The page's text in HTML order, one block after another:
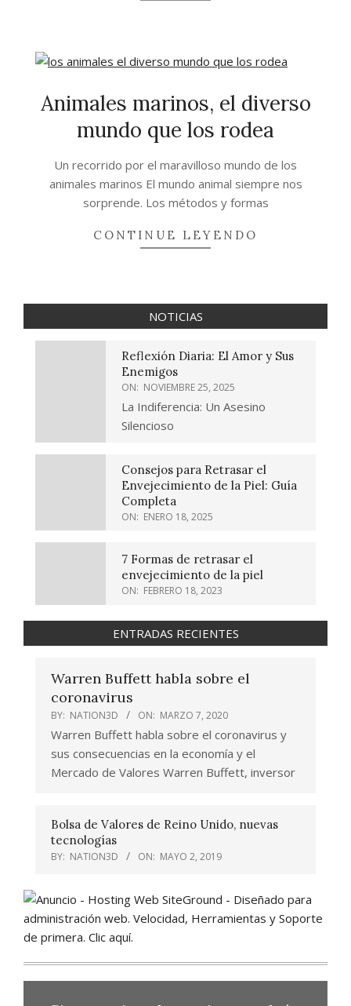
Animales marinos, el diverso
mundo que los rodea
Un recorrido por el maravilloso mundo de los
animales marinos El mundo animal siempre nos
sorprende. Los métodos y formas
CONTINUE LEYENDO
NOTICIAS
Reflexión Diaria: El Amor y Sus
Enemigos
ON: NOVIEMBRE 25, 2025
La Indiferencia: Un Asesino
Silencioso
Consejos para Retrasar el
Envejecimiento de la Piel: Guía
Completa
ON: ENERO 18, 2025
7 Formas de retrasar el
envejecimiento de la piel
ON: FEBRERO 18, 2023
ENTRADAS RECIENTES
Warren Buffett habla sobre el
coronavirus
BY: NATION3D ON: MARZO 7, 2020
Warren Buffett habla sobre el coronavirus y
sus consecuencias en la economía y el
Mercado de Valores Warren Buffett, inversor
Bolsa de Valores de Reino Unido, nuevas
tecnologías
BY: NATION3D ON: MAYO 2, 2019